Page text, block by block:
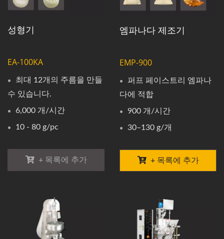
성형기
EA-100KA
최대 12개의 주름을 만들
수 있습니다.
6,000 개/시간
10 - 80 g/pc
+ 목록에 추가
엠파나다 제조기
EMP-900
퍼프 페이스트리 엠파나
다에 적합
900 개/시간
30–130 g/개
+ 목록에 추가